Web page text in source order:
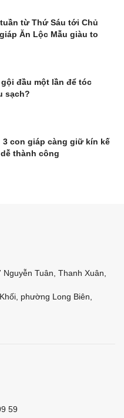
từ Thứ Sáu tới Chủ
Ăn Lộc Mẫu giàu to
đầu một lần để tóc
sạch?
3 con giáp càng giữ kín kế
thành công
Tuân, Thanh Xuân,
phường Long Biên,
59